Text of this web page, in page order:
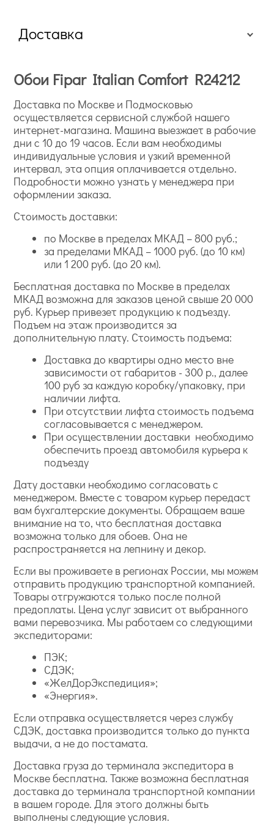
Доставка
Обои Fipar Italian Comfort R24212
Доставка по Москве и Подмосковью
осуществляется сервисной службой нашего
интернет-магазина. Машина выезжает в рабочие
дни с 10 до 19 часов. Если вам необходимы
индивидуальные условия и узкий временной
интервал, эта опция оплачивается отдельно.
Подробности можно узнать у менеджера при
оформлении заказа.
Стоимость доставки:
по Москве в пределах МКАД – 800 руб.;
за пределами МКАД – 1000 руб. (до 10 км)
или 1 200 руб. (до 20 км).
Бесплатная доставка по Москве в пределах
МКАД возможна для заказов ценой свыше 20 000
руб. Курьер привезет продукцию к подъезду.
Подъем на этаж производится за
дополнительную плату. Стоимость подъема:
Доставка до квартиры одно место вне
зависимости от габаритов - 300 р., далее
100 руб за каждую коробку/упаковку, при
наличии лифта.
При отсутствии лифта стоимость подъема
согласовывается с менеджером.
При осуществлении доставки необходимо
обеспечить проезд автомобиля курьера к
подъезду
Дату доставки необходимо согласовать с
менеджером. Вместе с товаром курьер передаст
вам бухгалтерские документы. Обращаем ваше
внимание на то, что бесплатная доставка
возможна только для обоев. Она не
распространяется на лепнину и декор.
Если вы проживаете в регионах России, мы можем
отправить продукцию транспортной компанией.
Товары отгружаются только после полной
предоплаты. Цена услуг зависит от выбранного
вами перевозчика. Мы работаем со следующими
экспедиторами:
ПЭК;
СДЭК;
«ЖелДорЭкспедиция»;
«Энергия».
Если отправка осуществляется через службу
СДЭК, доставка производится только до пункта
выдачи, а не до постамата.
Доставка груза до терминала экспедитора в
Москве бесплатна. Также возможна бесплатная
доставка до терминала транспортной компании
в вашем городе. Для этого должны быть
выполнены следующие условия.